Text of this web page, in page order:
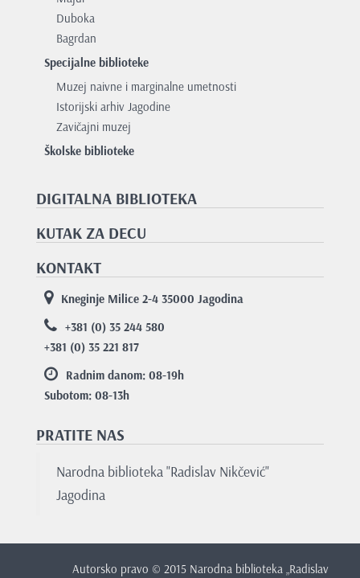
Duboka
Bagrdan
Specijalne biblioteke
Muzej naivne i marginalne umetnosti
Istorijski arhiv Jagodine
Zavičajni muzej
Školske biblioteke
DIGITALNA BIBLIOTEKA
KUTAK ZA DECU
KONTAKT
Kneginje Milice 2-4 35000 Jagodina
+381 (0) 35 244 580
+381 (0) 35 221 817
Radnim danom: 08-19h
Subotom: 08-13h
PRATITE NAS
Narodna biblioteka "Radislav Nikčević"
Jagodina
Autorsko pravo © 2015 Narodna biblioteka „Radislav